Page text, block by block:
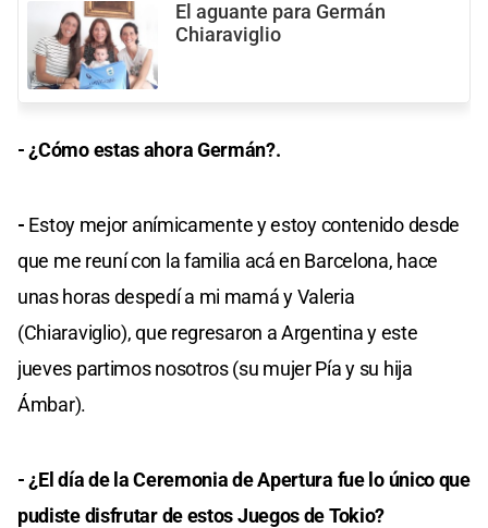
El aguante para Germán
Chiaraviglio
- ¿Cómo estas ahora Germán?.
- Estoy mejor anímicamente y estoy contenido desde
que me reuní con la familia acá en Barcelona, hace
unas horas despedí a mi mamá y Valeria
(Chiaraviglio), que regresaron a Argentina y este
jueves partimos nosotros (su mujer Pía y su hija
Ámbar).
- ¿El día de la Ceremonia de Apertura fue lo único que
pudiste disfrutar de estos Juegos de Tokio?